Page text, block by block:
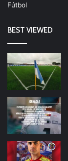
Fútbol
BEST VIEWED